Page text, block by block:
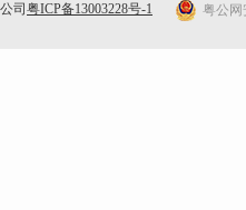
司 粤ICP备13003228号-1 粤公网